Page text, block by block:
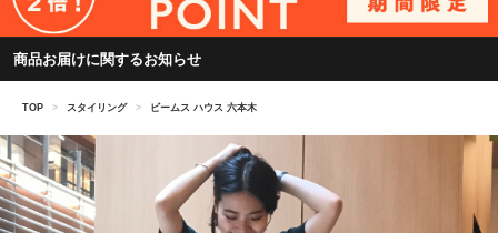
商品お届けに関するお知らせ
TOP > スタイリング > ビームス ハウス 六本木